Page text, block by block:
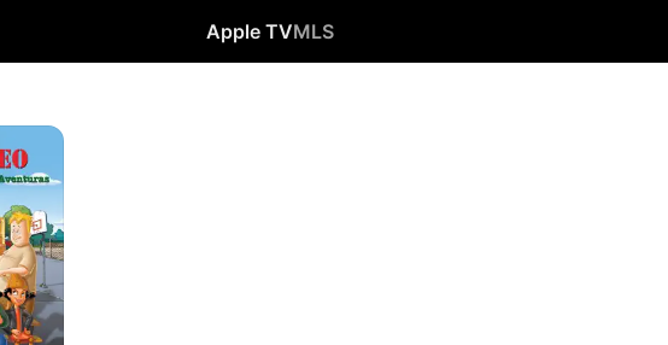
Apple TVMLS